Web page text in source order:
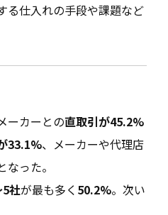
る仕入れの手段や課題など
ーカーとの直取引が45.2%
33.1%、メーカーや代理店
なった。
5社が最も多く 50.2%。次い